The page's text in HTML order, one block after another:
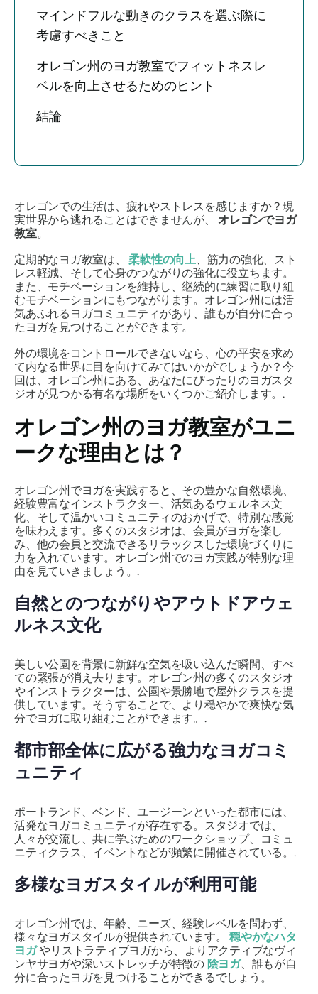
マインドフルな動きのクラスを選ぶ際に
考慮すべきこと
オレゴン州のヨガ教室でフィットネスレ
ベルを向上させるためのヒント
結論
オレゴンでの生活は、疲れやストレスを感じますか？現
実世界から逃れることはできませんが、 オレゴンでヨガ
教室。
定期的なヨガ教室は、柔軟性の向上、筋力の強化、スト
レス軽減、そして心身のつながりの強化に役立ちます。
また、モチベーションを維持し、継続的に練習に取り組
むモチベーションにもつながります。オレゴン州には活
気あふれるヨガコミュニティがあり、誰もが自分に合っ
たヨガを見つけることができます。
外の環境をコントロールできないなら、心の平安を求め
て内なる世界に目を向けてみてはいかがでしょうか？今
回は、オレゴン州にある、あなたにぴったりのヨガスタ
ジオが見つかる有名な場所をいくつかご紹介します。.
オレゴン州のヨガ教室がユニ
ークな理由とは？
オレゴン州でヨガを実践すると、その豊かな自然環境、
経験豊富なインストラクター、活気あるウェルネス文
化、そして温かいコミュニティのおかげで、特別な感覚
を味わえます。多くのスタジオは、会員がヨガを楽し
み、他の会員と交流できるリラックスした環境づくりに
力を入れています。オレゴン州でのヨガ実践が特別な理
由を見ていきましょう。.
自然とのつながりやアウトドアウェ
ルネス文化
美しい公園を背景に新鮮な空気を吸い込んだ瞬間、すべ
ての緊張が消え去ります。オレゴン州の多くのスタジオ
やインストラクターは、公園や景勝地で屋外クラスを提
供しています。そうすることで、より穏やかで爽快な気
分でヨガに取り組むことができます。.
都市部全体に広がる強力なヨガコミ
ュニティ
ポートランド、ベンド、ユージーンといった都市には、
活発なヨガコミュニティが存在する。スタジオでは、
人々が交流し、共に学ぶためのワークショップ、コミュ
ニティクラス、イベントなどが頻繁に開催されている。.
多様なヨガスタイルが利用可能
オレゴン州では、年齢、ニーズ、経験レベルを問わず、
様々なヨガスタイルが提供されています。穏やかなハタ
ヨガやリストラティブヨガから、よりアクティブなヴィ
ンヤサヨガや深いストレッチが特徴の 陰ヨガ、誰もが自
分に合ったヨガを見つけることができるでしょう。